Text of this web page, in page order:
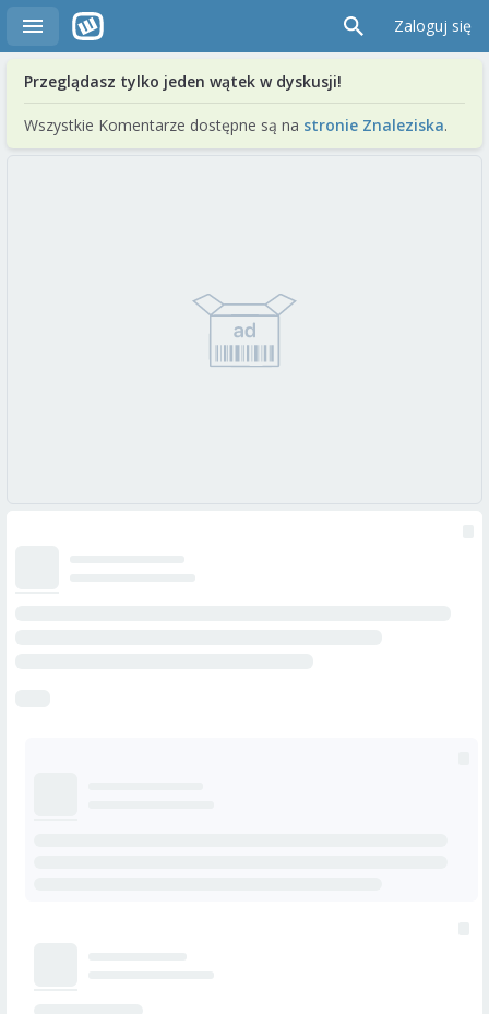
Zaloguj się
Przeglądasz tylko jeden wątek w dyskusji!
Wszystkie Komentarze dostępne są na stronie Znaleziska.